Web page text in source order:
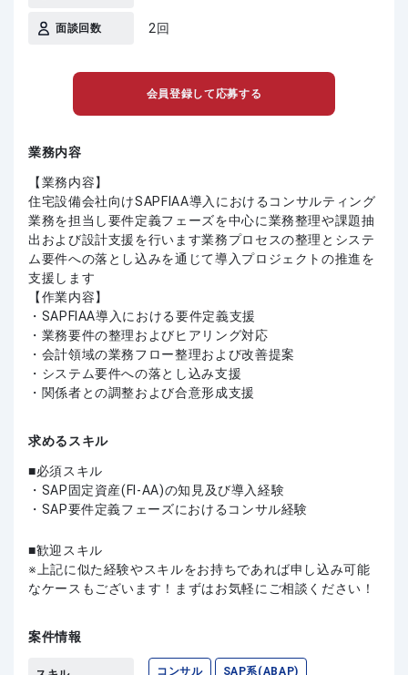
面談回数 2回
会員登録して応募する
業務内容
【業務内容】
住宅設備会社向けSAPFIAA導入におけるコンサルティング
業務を担当し要件定義フェーズを中心に業務整理や課題抽
出および設計支援を行います業務プロセスの整理とシステ
ム要件への落とし込みを通じて導入プロジェクトの推進を
支援します
【作業内容】
・SAPFIAA導入における要件定義支援
・業務要件の整理およびヒアリング対応
・会計領域の業務フロー整理および改善提案
・システム要件への落とし込み支援
・関係者との調整および合意形成支援
求めるスキル
必須スキル
・SAP固定資産(FI-AA)の知見及び導入経験
・SAP要件定義フェーズにおけるコンサル経験
歓迎スキル
上記に似た経験やスキルをお持ちであれば申し込み可能
なケースもございます！まずはお気軽にご相談ください！
案件情報
コンサル SAP系(ABAP)